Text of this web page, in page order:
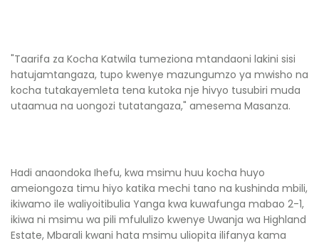
"Taarifa za Kocha Katwila tumeziona mtandaoni lakini sisi
hatujamtangaza, tupo kwenye mazungumzo ya mwisho na
kocha tutakayemleta tena kutoka nje hivyo tusubiri muda
utaamua na uongozi tutatangaza," amesema Masanza.
Hadi anaondoka Ihefu, kwa msimu huu kocha huyo
ameiongoza timu hiyo katika mechi tano na kushinda mbili,
ikiwamo ile waliyoitibulia Yanga kwa kuwafunga mabao 2-1,
ikiwa ni msimu wa pili mfululizo kwenye Uwanja wa Highland
Estate, Mbarali kwani hata msimu uliopita ilifanya kama